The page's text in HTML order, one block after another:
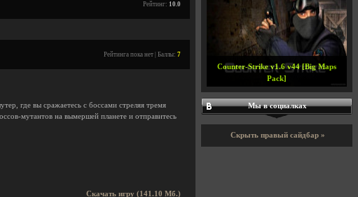
Рейтинг: 10.0
Рейтинга пока нет | Баллы: 7
где вы сражаетесь с боссами стреляя тремя
мутантов на вымершей планете и отправитесь
Скачать игру (141.10 Мб.)
Counter-Strike v1.6 v44 [Big Maps
Pack]
Мы в социалках
Скрыть правый сайдбар »